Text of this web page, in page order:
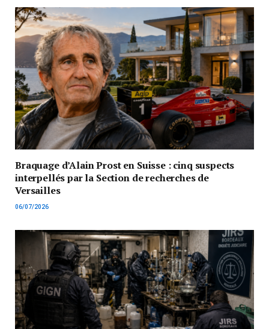
Braquage d’Alain Prost en Suisse : cinq suspects
interpellés par la Section de recherches de
Versailles
06/07/2026